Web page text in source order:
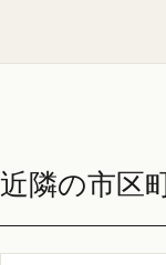
近隣の市区